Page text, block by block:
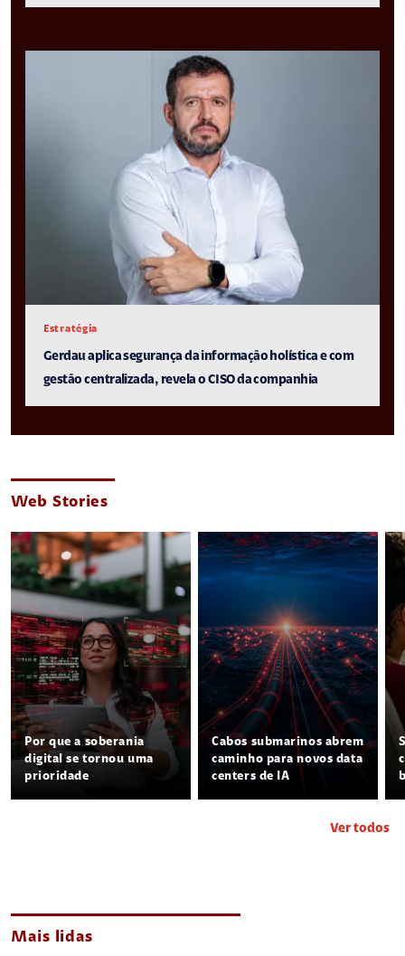
Estratégia
Gerdau aplica segurança da informação holística e com
gestão centralizada, revela o CISO da companhia
Web Stories
Por que a soberania
digital se tornou uma
prioridade
Cabos submarinos abrem
caminho para novos data
centers de IA
Ver todos
Mais lidas